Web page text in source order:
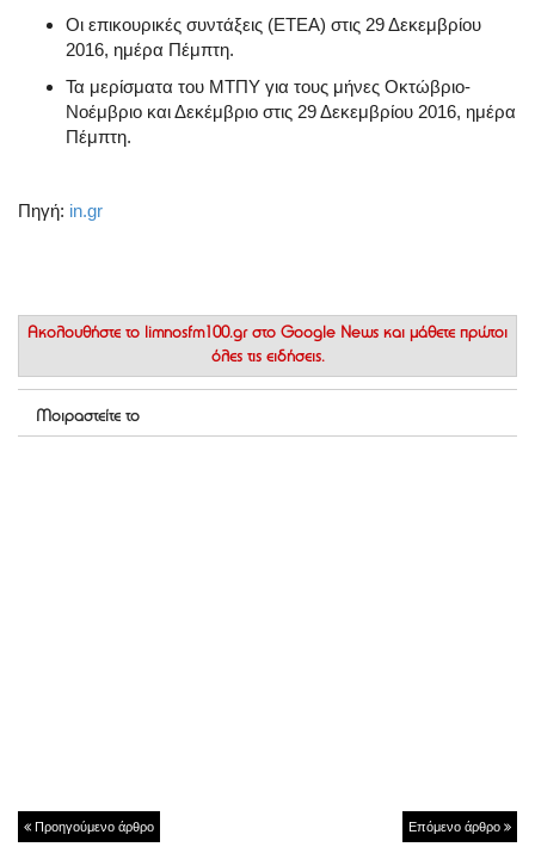
Οι επικουρικές συντάξεις (ΕΤΕΑ) στις 29 Δεκεμβρίου
2016, ημέρα Πέμπτη.
Τα μερίσματα του ΜΤΠΥ για τους μήνες Οκτώβριο-
Νοέμβριο και Δεκέμβριο στις 29 Δεκεμβρίου 2016, ημέρα
Πέμπτη.
Πηγή: in.gr
Ακολουθήστε το limnosfm100.gr στο Google News και μάθετε πρώτοι
όλες τις ειδήσεις.
Μοιραστείτε το
Προηγούμενο άρθρο Επόμενο άρθρο